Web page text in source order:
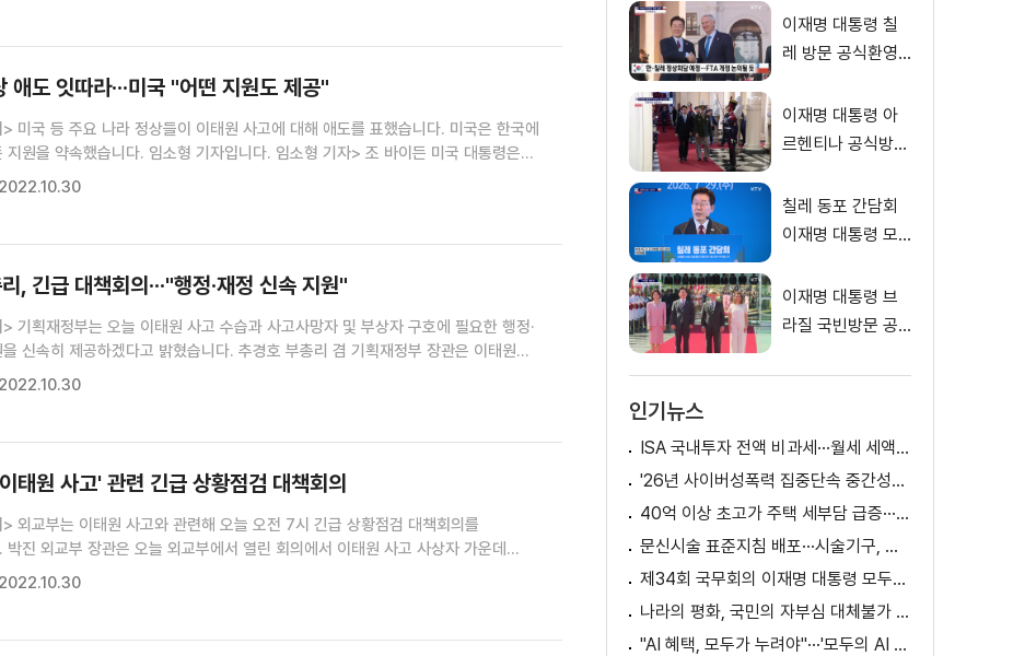
애도 잇따라···미국 "어떤 지원도 제공"
미국 등 주요 나라 정상들이 이태원 사고에 대해 애도를 표했습니다. 미국은 한국에
속했습니다. 임소형 기자입니다. 임소형 기자> 조 바이든 미국 대통령은
관련해 사고사망자 가족에게 깊은 위로를 전하고 부상자들의 쾌유를 기원했습니다.
, 긴급 대책회의···"행정·재정 신속 지원"
기획재정부는 오늘 이태원 사고 수습과 사고사망자 및 부상자 구호에 필요한 행정·
신속히 제공하겠다고 밝혔습니다. 추경호 부총리 겸 기획재정부 장관은 이태원
오늘 오전 10시 정부서울청사에서 긴급대책회의를 열었습니다. 기재부는
태원 사고' 관련 긴급 상황점검 대책회의
> 외교부는 이태원 사고와 관련해 오늘 오전 7시 긴급 상황점검 대책회의를
박진 외교부 장관은 오늘 외교부에서 열린 회의에서 이태원 사고 사상자 가운데
는 보고를 받고, 해당 주한 대사관에 관련 사실을 긴급 통보하고 필요한 조치를
이재명 대통령 칠
레 방문 공식환영
이재명 대통령 아
르헨티나 공식방문
칠레 동포 간담회
이재명 대통령 모
이재명 대통령 브
라질 국빈방문 공
인기뉴스
ISA 국내투자 전액 비과세···월세 세액공제 확대
'26년 사이버성폭력 집중단속 중간성과 발표···향후 추진계획은?
40억 이상 초고가 주택 세부담 급증···실수요자 보호 강화
문신시술 표준지침 배포···시술기구, 일회용 사용 후 폐기
제34회 국무회의 이재명 대통령 모두발언
나라의 평화, 국민의 자부심 대체불가 대한민국 이재명 대통령 모두말씀
"AI 혜택, 모두가 누려야"···'모두의 AI 성장사다리' 출범